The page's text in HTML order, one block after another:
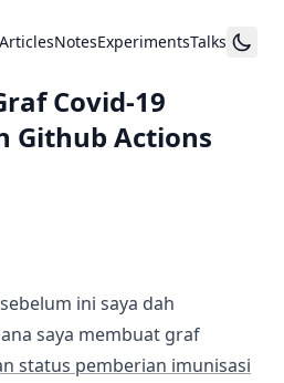
ArticlesNotesExperimentsTalks
Covid-19
Github Actions
ini saya dah
saya membuat graf
status pemberian imunisasi